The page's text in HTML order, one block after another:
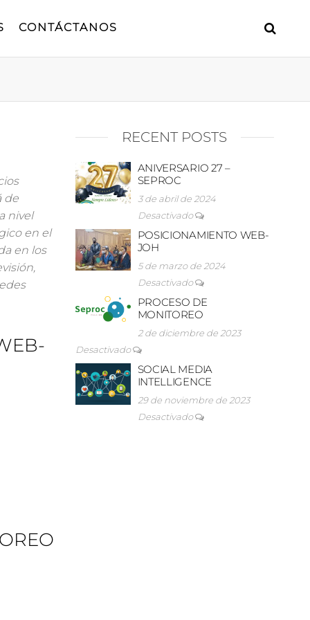
CONTÁCTANOS
de
nivel
en el
en los
RECENT POSTS
ANIVERSARIO 27 –
SEPROC
3 de abril de 2024
Desactivado
POSICIONAMIENTO WEB-
JOH
5 de marzo de 2024
Desactivado
PROCESO DE
MONITOREO
2 de diciembre de 2023
Desactivado
SOCIAL MEDIA
INTELLIGENCE
29 de noviembre de 2023
Desactivado